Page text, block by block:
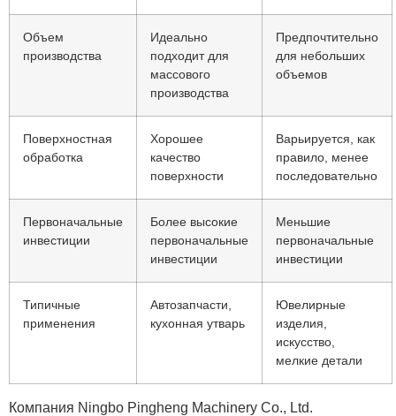
Объем
производства
Идеально
подходит для
массового
производства
Предпочтительно
для небольших
объемов
Поверхностная
обработка
Хорошее
качество
поверхности
Варьируется, как
правило, менее
последовательно
Первоначальные
инвестиции
Более высокие
первоначальные
инвестиции
Меньшие
первоначальные
инвестиции
Типичные
применения
Автозапчасти,
кухонная утварь
Ювелирные
изделия,
искусство,
мелкие детали
Компания Ningbo Pingheng Machinery Co., Ltd.